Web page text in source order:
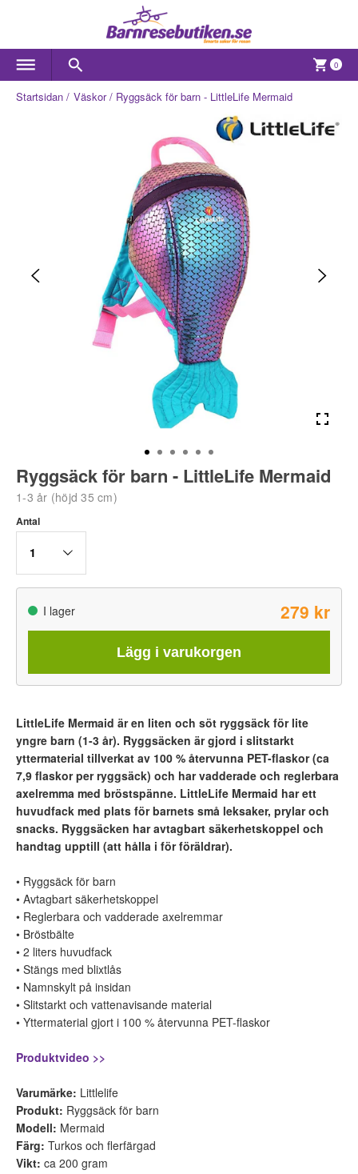
0
Startsidan Väskor Ryggsäck för barn - LittleLife Mermaid
Ryggsäck för barn - LittleLife Mermaid
1-3 år (höjd 35 cm)
Antal
1
I lager 279 kr
Lägg i varukorgen
LittleLife Mermaid är en liten och söt ryggsäck för lite
yngre barn (1-3 år). Ryggsäcken är gjord i slitstarkt
yttermaterial tillverkat av 100 % återvunna PET-flaskor (ca
7,9 flaskor per ryggsäck) och har vadderade och reglerbara
axelremma med bröstspänne. LittleLife Mermaid har ett
huvudfack med plats för barnets små leksaker, prylar och
snacks. Ryggsäcken har avtagbart säkerhetskoppel och
handtag upptill (att hålla i för föräldrar).
• Ryggsäck för barn
• Avtagbart säkerhetskoppel
• Reglerbara och vadderade axelremmar
• Bröstbälte
• 2 liters huvudfack
• Stängs med blixtlås
• Namnskylt på insidan
• Slitstarkt och vattenavisande material
• Yttermaterial gjort i 100 % återvunna PET-flaskor
Produktvideo >>
Varumärke: Littlelife
Produkt: Ryggsäck för barn
Modell: Mermaid
Färg: Turkos och flerfärgad
Vikt: ca 200 gram